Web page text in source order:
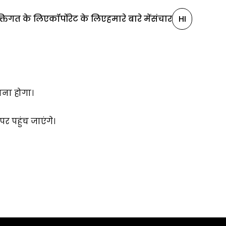
के लिएकॉर्पोरेट के लिएहमारे बारे मेंसंचार HI